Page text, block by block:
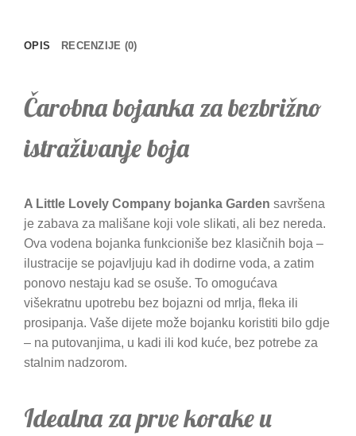
OPIS RECENZIJE (0)
Čarobna bojanka za bezbrižno
istraživanje boja
A Little Lovely Company bojanka Garden savršena
je zabava za mališane koji vole slikati, ali bez nereda.
Ova vodena bojanka funkcioniše bez klasičnih boja –
ilustracije se pojavljuju kad ih dodirne voda, a zatim
ponovo nestaju kad se osuše. To omogućava
višekratnu upotrebu bez bojazni od mrlja, fleka ili
prosipanja. Vaše dijete može bojanku koristiti bilo gdje
– na putovanjima, u kadi ili kod kuće, bez potrebe za
stalnim nadzorom.
Idealna za prve korake u